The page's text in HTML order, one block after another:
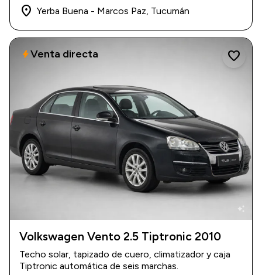
place Yerba Buena - Marcos Paz, Tucumán
auto_awesome
2010 82.000 km
$ 14.500.000
Volkswagen Vento 2.5 Tiptronic 2010
Techo solar, tapizado de cuero, climatizador y caja
Tiptronic automática de seis marchas.
favorite
boltVenta directa